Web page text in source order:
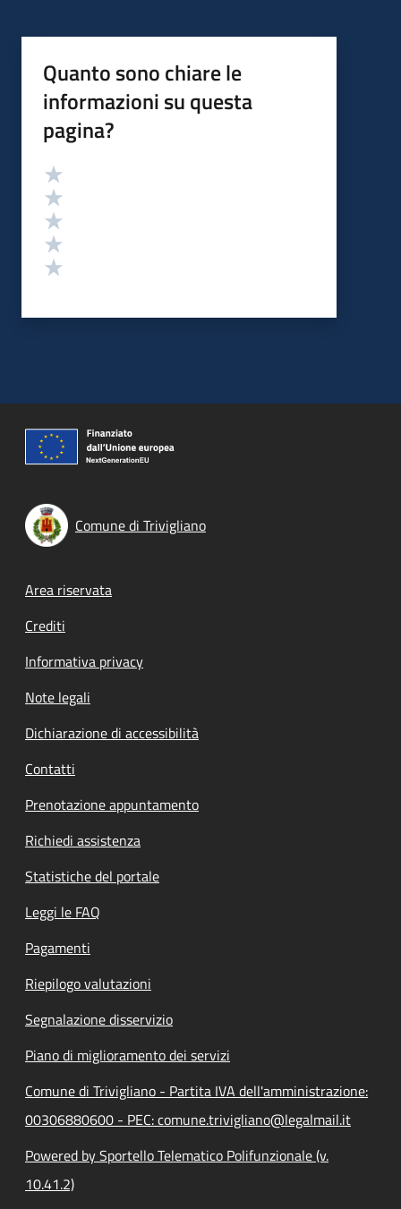
Quanto sono chiare le
informazioni su questa
pagina?
Valutazione
Comune di Trivigliano
Footer menu
Area riservata
Crediti
Informativa privacy
Note legali
Dichiarazione di accessibilità
Contatti
Prenotazione appuntamento
Richiedi assistenza
Statistiche del portale
Leggi le FAQ
Pagamenti
Riepilogo valutazioni
Segnalazione disservizio
Piano di miglioramento dei servizi
Comune di Trivigliano - Partita IVA dell'amministrazione:
00306880600 - PEC: comune.trivigliano@legalmail.it
Powered by Sportello Telematico Polifunzionale (v.
10.41.2)